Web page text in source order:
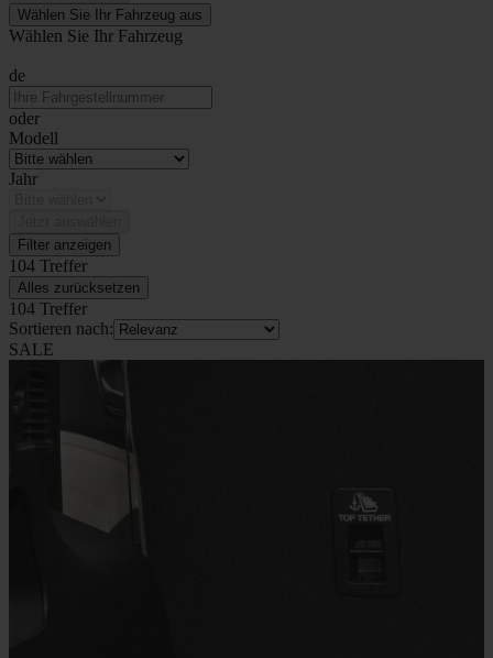
Wählen Sie Ihr Fahrzeug aus
Wählen Sie Ihr Fahrzeug
de
oder
Modell
Jahr
Filter anzeigen
104 Treffer
Alles zurücksetzen
104 Treffer
Sortieren nach:
SALE